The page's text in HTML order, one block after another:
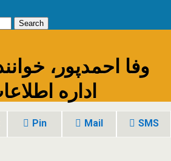
وفا احمدپور،
اداره
Pin Mail SMS